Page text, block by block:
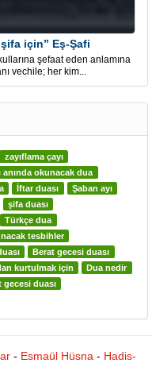
için” Eş-Şafi
şefaat eden anlamına
vechile; her kim...
zayıflama çayı
anında okunacak dua
İftar duası
Şaban ayı
şifa duası
Türkçe dua
tesbihler
Berat gecesi duası
kurtulmak için
Dua nedir
duası
- Esmaül Hüsna - Hadis-